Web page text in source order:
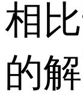
相
的